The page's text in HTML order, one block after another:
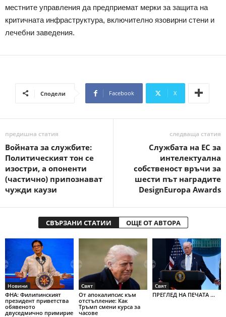
местните управления да предприемат мерки за защита на
критичната инфраструктура, включително язовирни стени и
лечебни заведения.
Сподели Facebook X
предишна статия
Войната за службите:
Политическият тон се
изостри, а опоненти
(частично) припознават
чужди каузи
следваща статия
Службата на ЕС за
интелектуална
собственост връчи за
шести път наградите
DesignEuropa Awards
СВЪРЗАНИ СТАТИИ ОЩЕ ОТ АВТОРА
Новини
ФНА: Филипинският
президент приветства
обявеното
двуседмично примирие
Свят
От апокалипсис към
отстъпление: Как
Тръмп смени курса за
часове
Свят
ПРЕГЛЕД НА ПЕЧАТА ...